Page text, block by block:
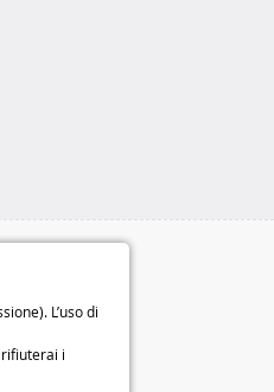
L’uso di
rifiuterai i
di 14 giorni
di vendita